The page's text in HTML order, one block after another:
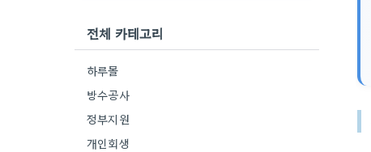
전체 카테고리
하루몰
방수공사
정부지원
개인회생